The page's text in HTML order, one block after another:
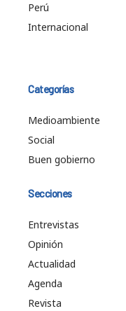
Perú
Internacional
Categorías
Medioambiente
Social
Buen gobierno
Secciones
Entrevistas
Opinión
Actualidad
Agenda
Revista